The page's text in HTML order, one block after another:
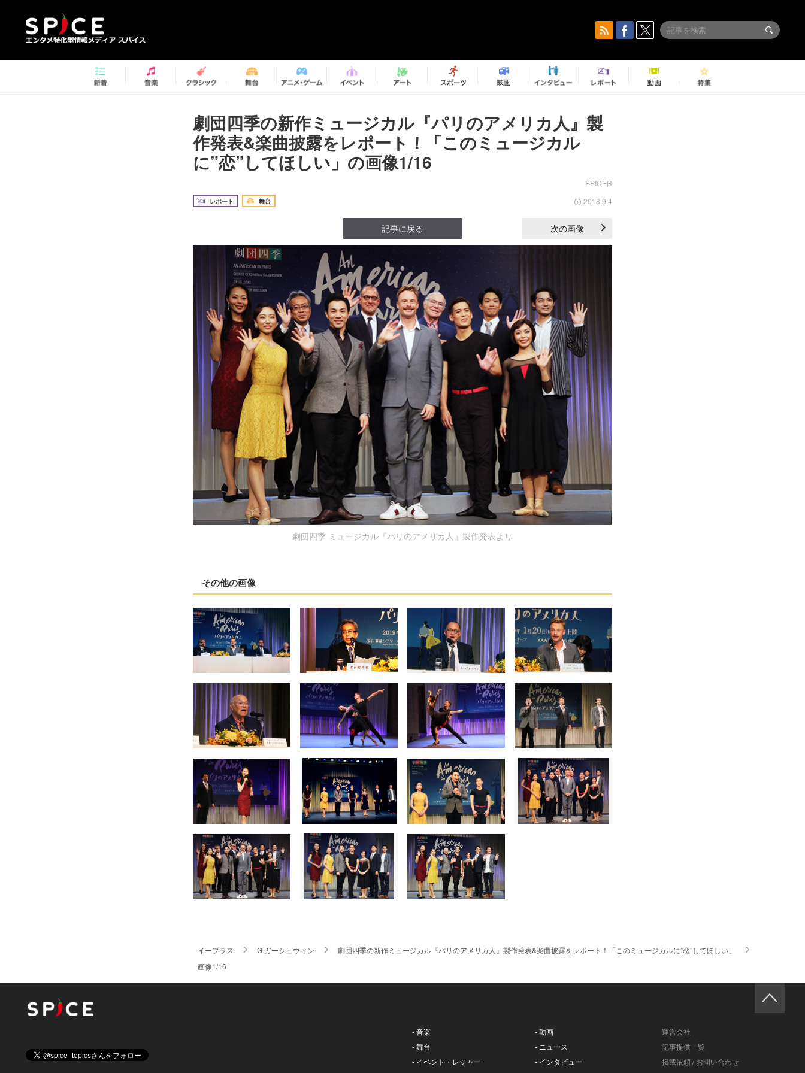
劇団四季の新作ミュージカル『パリのアメリカ人』製
作発表&楽曲披露をレポート！「このミュージカル
に”恋”してほしい」の画像1/16
SPICER
レポート 舞台 2018.9.4
記事に戻る 次の画像
劇団四季 ミュージカル『パリのアメリカ人』製作発表より
その他の画像
イープラス G.ガーシュウィン
劇団四季の新作ミュージカル『パリのアメリカ人』製作発表&楽曲披露をレポート！「このミュージカルに”恋”してほしい」
画像1/16
- 音楽
- 舞台
- イベント・レジャー
- 動画
- ニュース
- インタビュー
運営会社
記事提供一覧
掲載依頼 / お問い合わせ